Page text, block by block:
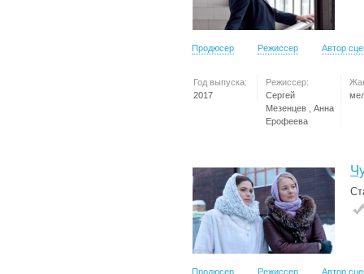
Продюсер Режиссер Автор
Год выпуска:
2017
Режиссер:
Сергей
Мезенцев , Анна
Ерофеева
Продюсер Режиссер Автор